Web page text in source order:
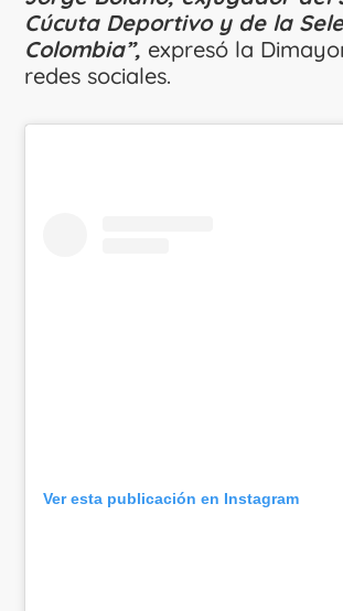
Cúcuta Deportivo y de la
Colombia”, expresó la
redes sociales.
Ver esta publicación en Instagram